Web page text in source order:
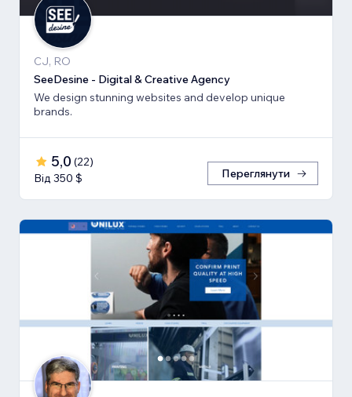
CJ, RO
SeeDesine - Digital & Creative Agency
We design stunning websites and develop unique
brands.
5,0 (22)
Від 350 $
Переглянути